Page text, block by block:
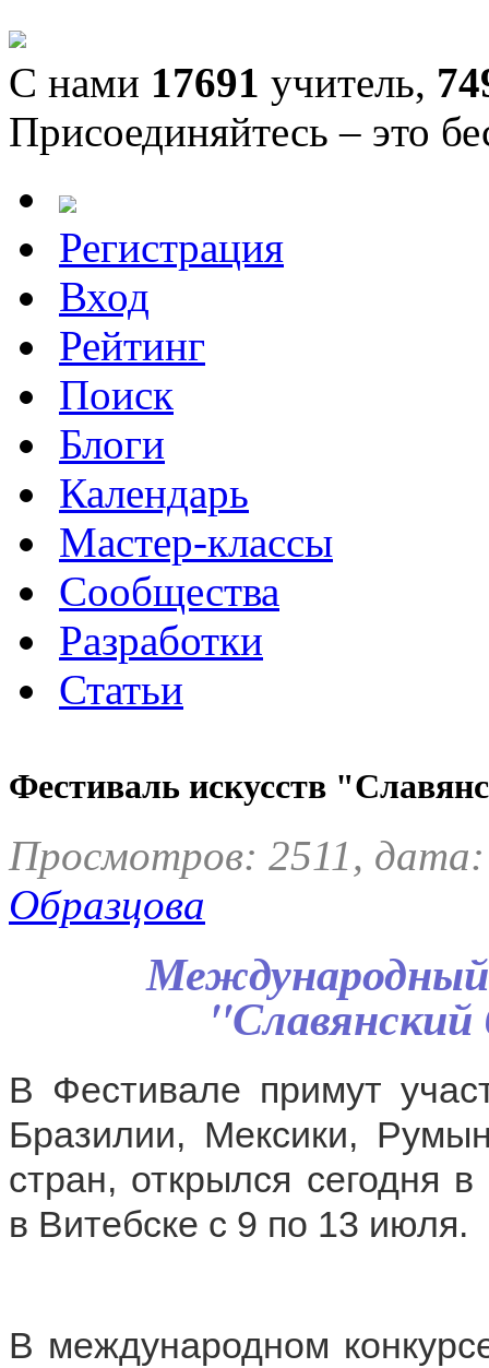
С нами 17691 учитель,
Присоединяйтесь – это
Регистрация
Вход
Рейтинг
Поиск
Блоги
Календарь
Мастер-классы
Сообщества
Разработки
Статьи
Фестиваль искусств
Просмотров: 2511,
Образцова
В Фестивале примут
Бразилии, Мексики,
стран, открылся сегодня
в Витебске с 9 по 13 июля.
В международном